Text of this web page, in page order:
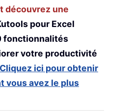
découvrez une
pour Excel
fonctionnalités
votre productivité
Cliquez ici pour obtenir
vous avez le plus